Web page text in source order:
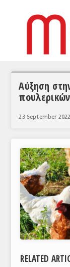
ΣΥΝΕΝΤΕΥΞΕΙΣ
ΘΕΜΑΤΑ
ΚΟΣΜΟΣ
ΕΙΔΗΣΕΙΣ
ΕΥΡΩΠΑΪΚΕΣ
ΘΕΜΑΤΑ
ΕΜΠΟΡΙΚΟΣ
Αύξηση
πουλερικών
23 September 2022
RELATED